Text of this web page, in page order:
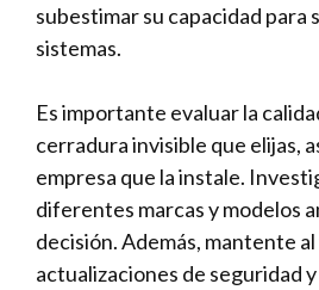
subestimar su capacidad⁢ para
sistemas.
Es importante ⁢evaluar la
cerradura invisible que ⁢elijas,
empresa que la ‌instale.
diferentes marcas y modelos
decisión. Además, mantente
actualizaciones de⁤ seguridad